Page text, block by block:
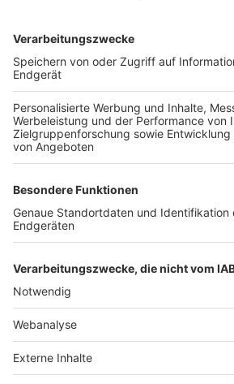
TOP-VEREINE
TOP-PARTNER
SFV DFB